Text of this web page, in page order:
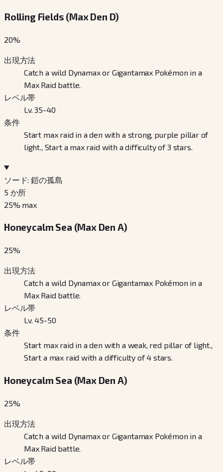
Rolling Fields (Max Den D)
20%
出現方法
Catch a wild Dynamax or Gigantamax Pokémon in a
Max Raid battle.
レベル帯
Lv. 35-40
条件
Start max raid in a den with a strong, purple pillar of
light., Start a max raid with a difficulty of 3 stars.
ソード: 鎧の孤島
5 か所
25% max
Honeycalm Sea (Max Den A)
25%
出現方法
Catch a wild Dynamax or Gigantamax Pokémon in a
Max Raid battle.
レベル帯
Lv. 45-50
条件
Start max raid in a den with a weak, red pillar of light.,
Start a max raid with a difficulty of 4 stars.
Honeycalm Sea (Max Den A)
25%
出現方法
Catch a wild Dynamax or Gigantamax Pokémon in a
Max Raid battle.
レベル帯